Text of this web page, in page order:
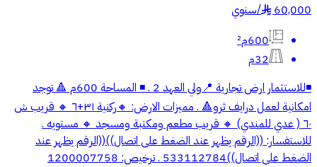
60,000
§
/سنوي
600م²
32م
◾️للاستثمار ارض تجارية 📍ولي العهد 2 . ◾️ المساحة 600م 🔺 توجد
امكانية لعمل درايف ثرو🔺 . مميزات الارض: 🔸ركنية ٣١+٦ 🔸 قريب ش
٦٠ ( عدي للمندي) 🔸 قريب مطعم ومكتبة ومسجد 🔸 مستويه .
للاستفسار: ((الرقم يظهر عند الضغط على اتصال))((الرقم يظهر عند
الضغط على اتصال))533112784 . ترخيص: 1200007758